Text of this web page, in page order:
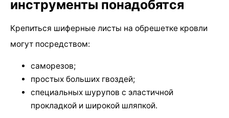
инструменты понадобятся
Крепиться шиферные листы на обрешетке кровли
могут посредством:
саморезов;
простых больших гвоздей;
специальных шурупов с эластичной
прокладкой и широкой шляпкой.